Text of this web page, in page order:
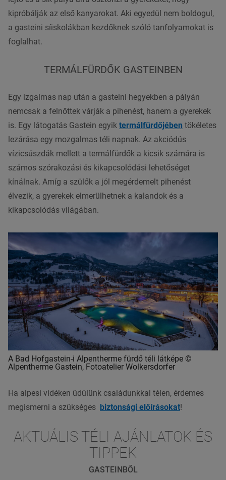
kipróbálják az első kanyarokat. Aki egyedül nem boldogul,
a gasteini síiskolákban kezdőknek szóló tanfolyamokat is
foglalhat.
TERMÁLFÜRDŐK GASTEINBEN
Egy izgalmas nap után a gasteini hegyekben a pályán
nemcsak a felnőttek várják a pihenést, hanem a gyerekek
is. Egy látogatás Gastein egyik termálfürdőjében tökéletes
lezárása egy mozgalmas téli napnak. Az akciódús
vízicsúszdák mellett a termálfürdők a kicsik számára is
számos szórakozási és kikapcsolódási lehetőséget
kínálnak. Amíg a szülők a jól megérdemelt pihenést
élvezik, a gyerekek elmerülhetnek a kalandok és a
kikapcsolódás világában.
A Bad Hofgastein-i Alpentherme fürdő téli látképe ©
Alpentherme Gastein, Fotoatelier Wolkersdorfer
Ha alpesi vidéken üdülünk családunkkal télen, érdemes
megismerni a szükséges biztonsági előírásokat!
AKTUÁLIS TÉLI AJÁNLATOK ÉS
TIPPEK
GASTEINBŐL